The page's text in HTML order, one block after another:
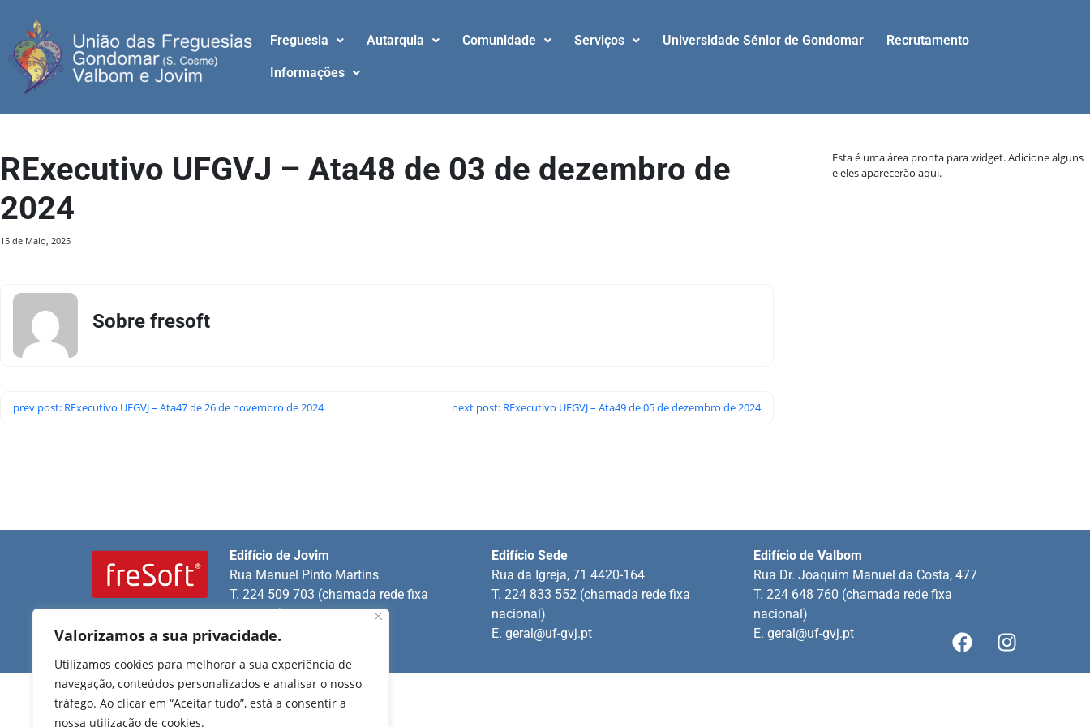
Valorizamos a sua privacidade.
Utilizamos cookies para melhorar a sua experiência de
navegação, conteúdos personalizados e analisar o nosso
tráfego. Ao clicar em “Aceitar tudo”, está a consentir a
nossa utilização de cookies.
Freguesia Autarquia Comunidade Serviços Universidade Sénior de Gondomar Recrutamento
Informações
RExecutivo UFGVJ – Ata48 de 03 de dezembro de
2024
15 de Maio, 2025
Sobre fresoft
prev post: RExecutivo UFGVJ – Ata47 de 26 de novembro de 2024 next post: RExecutivo UFGVJ – Ata49 de 05 de dezembro de 2024
Esta é uma área pronta para widget. Adicione alguns
e eles aparecerão aqui.
Edifício de Jovim
Rua Manuel Pinto Martins
T. 224 509 703 (chamada rede fixa
nacional)
E.geral@uf-gvj.pt
Edifício Sede
Rua da Igreja, 71 4420-164
T. 224 833 552 (chamada rede fixa
nacional)
E.geral@uf-gvj.pt
Edifício de Valbom
Rua Dr. Joaquim Manuel da Costa, 477
T. 224 648 760 (chamada rede fixa
nacional)
E.geral@uf-gvj.pt